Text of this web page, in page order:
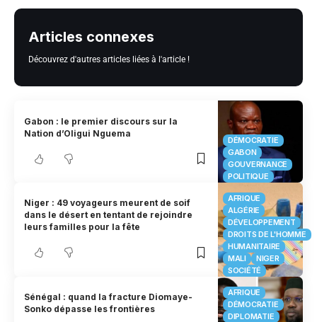
Articles connexes
Découvrez d'autres articles liées à l'article !
DÉMOCRATIE
GABON
GOUVERNANCE
POLITIQUE
Gabon : le premier discours sur la
Nation d’Oligui Nguema
AFRIQUE
ALGÉRIE
DÉVELOPPEMENT
DROITS DE L'HOMME
HUMANITAIRE
MALI
NIGER
SOCIÉTÉ
Niger : 49 voyageurs meurent de soif
dans le désert en tentant de rejoindre
leurs familles pour la fête
AFRIQUE
DÉMOCRATIE
DIPLOMATIE
Sénégal : quand la fracture Diomaye-
Sonko dépasse les frontières